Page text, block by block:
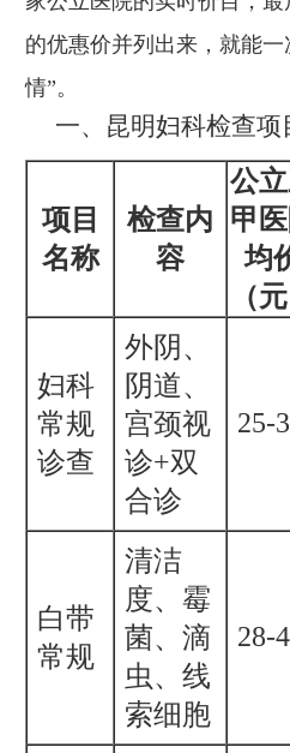
的优惠价并列出来，就能
情”。
一、昆明妇科检查
项目
名称
检查内
容
公
甲
均
（元
妇科
常规
诊查
外阴、
阴道、
宫颈视
诊+双
合诊
25-
白带
常规
清洁
度、霉
菌、滴
虫、线
索细胞
28-